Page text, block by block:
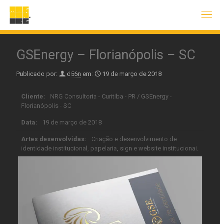
GSEnergy – Florianópolis – SC
Publicado por: d56n em: 19 de março de 2018
Cliente:
NRG Consultoria - Curitiba - PR / GSEnergy -
Florianópolis - SC
Data: 19 de março de 2018
Artes desenvolvidas:
Criação e desenvolvimento de
identidade institucional, papelaria, sign e website institucionai.